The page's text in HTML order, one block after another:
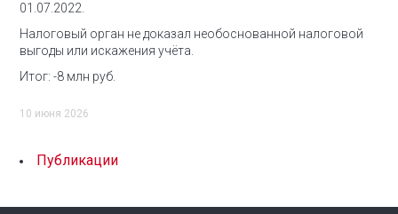
01.07.2022.
Налоговый орган не доказал необоснованной налоговой
выгоды или искажения учёта.
Итог: -8 млн руб.
10 июня 2026
Публикации